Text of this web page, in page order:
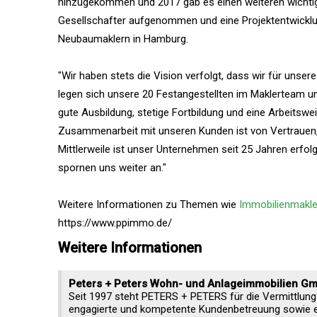
Gesellschafter aufgenommen und eine
Neubaumaklern in Hamburg.
"Wir haben stets die Vision verfolgt, dass wir für
legen sich unsere 20 Festangestellten im Maklerteam
gute Ausbildung, stetige Fortbildung und eine
Zusammenarbeit mit unseren Kunden ist von
Mittlerweile ist unser Unternehmen seit 25 Jahren
spornen uns weiter an."
Weitere Informationen zu Themen wie
https://www.ppimmo.de/
Weitere Informationen
Peters + Peters Wohn- und Anlageimmobilien
Seit 1997 steht PETERS + PETERS für die
engagierte und kompetente Kundenbetreuung